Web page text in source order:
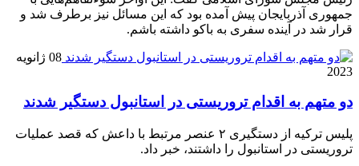
جمهوری آذربایجان پیش آمده بود که این مسائل نیز برطرف شد و
قرار شد در آینده سفری به باکو داشته باشم.
08 ژانویه
2023
دو متهم به اقدام تروریستی در استانبول دستگیر شدند
پلیس ترکیه از دستگیری ۲ عنصر مرتبط با داعش که قصد عملیات
تروریستی در استانبول را داشتند، خبر داد.